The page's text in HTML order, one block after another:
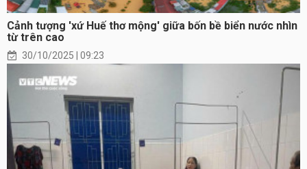
Cảnh tượng 'xứ Huế thơ mộng' giữa bốn bề biển nước nhìn
từ trên cao
30/10/2025 | 09:23